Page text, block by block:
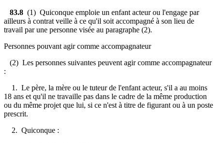
83.8 (1) Quiconque emploie un enfant acteur ou l'engage par
ailleurs à contrat veille à ce qu'il soit accompagné à son lieu de
travail par une personne visée au paragraphe (2).
Personnes pouvant agir comme accompagnateur
(2) Les personnes suivantes peuvent agir comme accompagnateur
:
1. Le père, la mère ou le tuteur de l'enfant acteur, s'il a au moins
18 ans et qu'il ne travaille pas dans le cadre de la même production
ou du même projet que lui, si ce n'est à titre de figurant ou à un poste
prescrit.
2. Quiconque :